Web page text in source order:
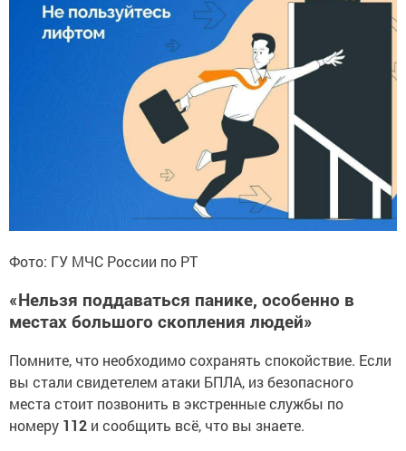
Фото: ГУ МЧС России по РТ
«Нельзя поддаваться панике, особенно в
местах большого скопления людей»
Помните, что необходимо сохранять спокойствие. Если
вы стали свидетелем атаки БПЛА, из безопасного
места стоит позвонить в экстренные службы по
номеру 112 и сообщить всё, что вы знаете.